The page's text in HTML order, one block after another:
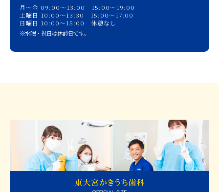
月〜金 09:00〜13:00 15:00〜19:00
土曜日 10:00〜13:30 15:00〜17:00
日曜日 10:00〜15:00 休憩なし
※水曜・祝日は休診日です。